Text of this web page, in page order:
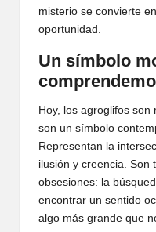
misterio se convierte
oportunidad.
Un símbolo
Hoy, los agroglifos son
son un símbolo
Representan la
ilusión y creencia. Son
obsesiones: la
encontrar un sentido
algo más grande que